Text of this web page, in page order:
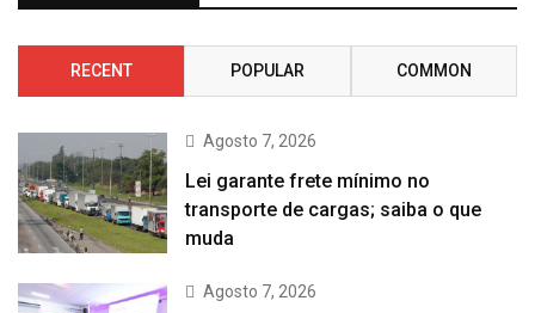
RECENT POPULAR COMMON
Agosto 7, 2026
Lei garante frete mínimo no
transporte de cargas; saiba o que
muda
Agosto 7, 2026